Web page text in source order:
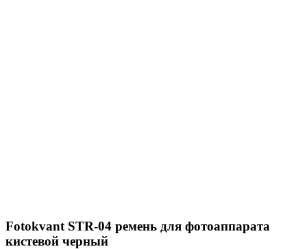
Fotokvant STR-04 ремень для фотоаппарата
кистевой черный